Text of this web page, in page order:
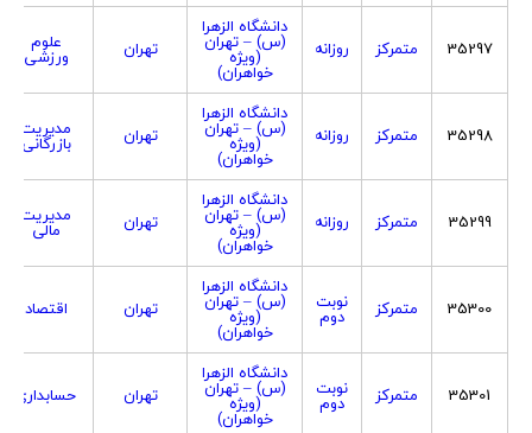
35297 متمرکز روزانه
دانشگاه الزهرا
(س) – تهران
(ویژه
خواهران)
تهران علوم
ورزشی
35298 متمرکز روزانه
دانشگاه الزهرا
(س) – تهران
(ویژه
خواهران)
تهران مدیریت
بازرگانی
35299 متمرکز روزانه
دانشگاه الزهرا
(س) – تهران
(ویژه
خواهران)
تهران مدیریت
مالی
35300 متمرکز نوبت
دوم
دانشگاه الزهرا
(س) – تهران
(ویژه
خواهران)
تهران اقتصاد
35301 متمرکز نوبت
دوم
دانشگاه الزهرا
(س) – تهران
(ویژه
خواهران)
تهران حسابداری